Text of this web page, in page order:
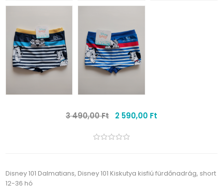
3 490,00 Ft 2 590,00 Ft
Disney 101 Dalmatians, Disney 101 Kiskutya kisfiú fürdőnadrág, short
12-36 hó